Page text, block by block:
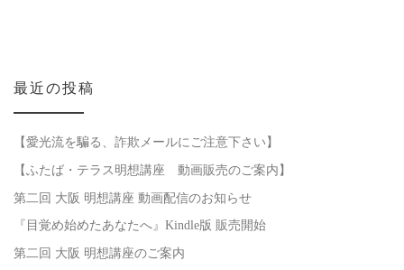
最近の投稿
【愛光流を騙る、詐欺メールにご注意下さい】
【ふたば・テラス明想講座 動画販売のご案内】
第二回 大阪 明想講座 動画配信のお知らせ
『目覚め始めたあなたへ』Kindle版 販売開始
第二回 大阪 明想講座のご案内